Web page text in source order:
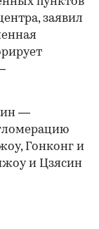
заявил
—
Гонконг и
и Цзясин